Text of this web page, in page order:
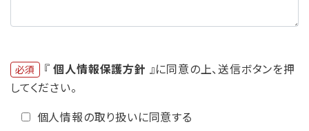
必須 『個人情報保護方針 』に同意の上、送信ボタンを押
してください。
個人情報の取り扱いに同意する